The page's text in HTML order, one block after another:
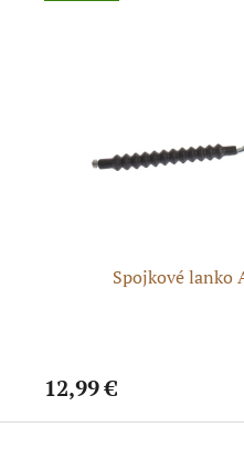
Spojkové lanko
12,99 €
Z